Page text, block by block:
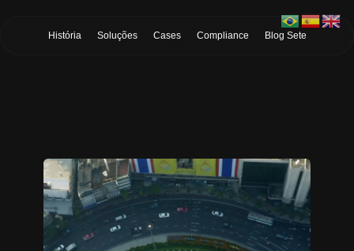
História Soluções Cases Compliance Blog Sete